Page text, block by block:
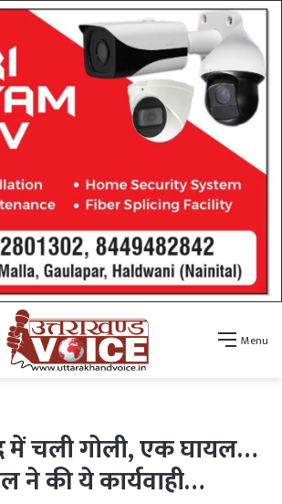
Menu
में चली गोली, एक घायल…
ने की ये कार्यवाही…